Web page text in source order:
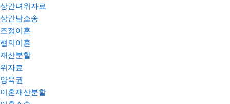
상간녀위자료
상간남소송
조정이혼
협의이혼
재산분할
위자료
양육권
이혼재산분할